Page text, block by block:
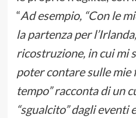
“Ad esempio, “Con le
la partenza per
ricostruzione, in cui mi
poter contare sulle mie
tempo” racconta di un
“sgualcito” dagli eventi